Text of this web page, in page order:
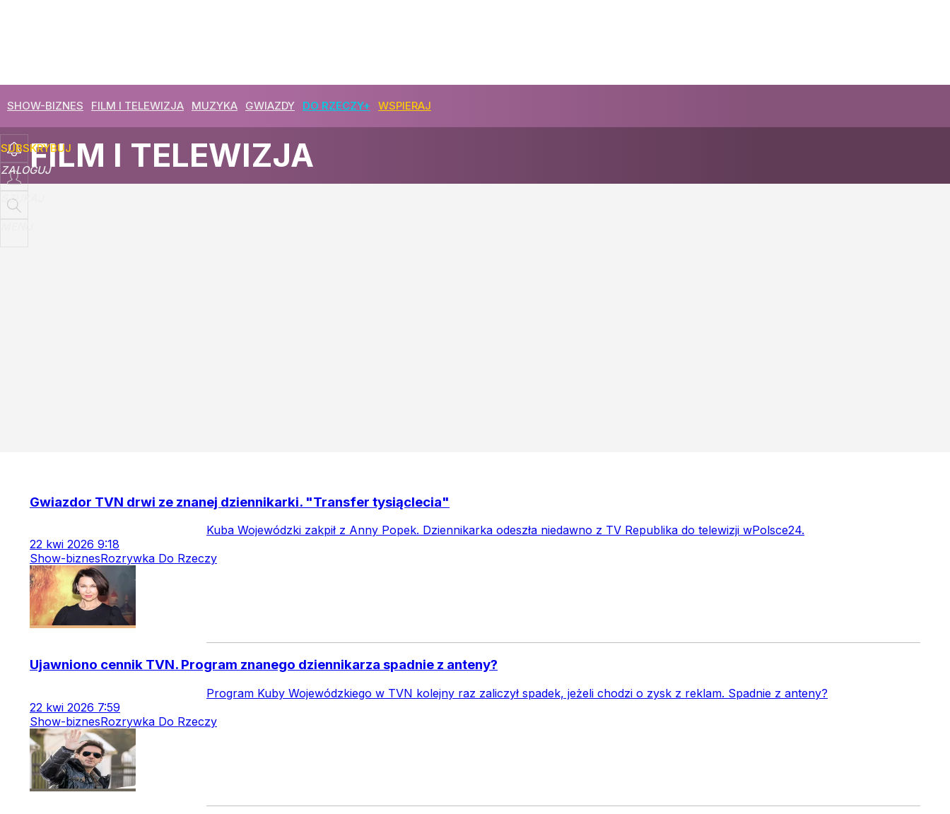
SHOW-BIZNES FILM I TELEWIZJA MUZYKA GWIAZDY DO RZECZY+ WSPIERAJ
SUBSKRYBUJ
ZALOGUJ
SZUKAJ
FILM I TELEWIZJA
Gwiazdor TVN drwi ze znanej dziennikarki. "Transfer tysiąclecia"
Kuba Wojewódzki zakpił z Anny Popek. Dziennikarka odeszła niedawno z TV Republika do telewizji wPolsce24.
22 kwi 2026 9:18
Show-biznesRozrywka Do Rzeczy
Ujawniono cennik TVN. Program znanego dziennikarza spadnie z anteny?
Program Kuby Wojewódzkiego w TVN kolejny raz zaliczył spadek, jeżeli chodzi o zysk z reklam. Spadnie z anteny?
22 kwi 2026 7:59
Show-biznesRozrywka Do Rzeczy